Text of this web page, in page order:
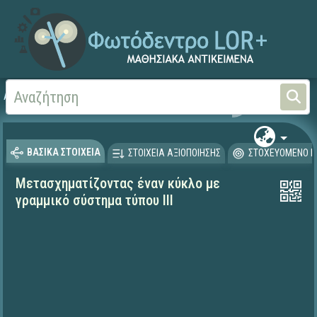
Αρχική ΕΡΓΑ ΙΤΥΕ 1996-2008
ΒΑΣΙΚΑ ΣΤΟΙΧΕΙΑ ΣΤΟΙΧΕΙΑ ΑΞΙΟΠΟΙΗΣΗΣ ΣΤΟΧΕΥΟΜΕΝΟ
Μετασχηματίζοντας έναν κύκλο με
γραμμικό σύστημα τύπου ΙΙΙ